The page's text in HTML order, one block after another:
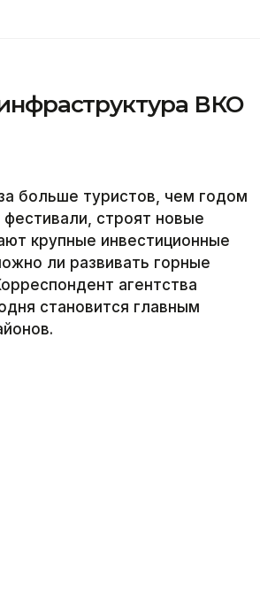
ВКО
больше туристов, чем годом
строят новые
крупные инвестиционные
ли развивать горные
агентства
становится главным